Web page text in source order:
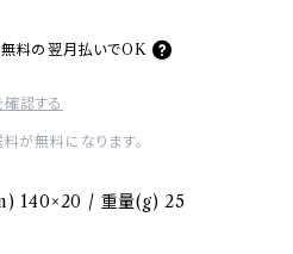
料の 翌月払いでOK
認する
が無料になります。
140×20 / 重量(g) 25